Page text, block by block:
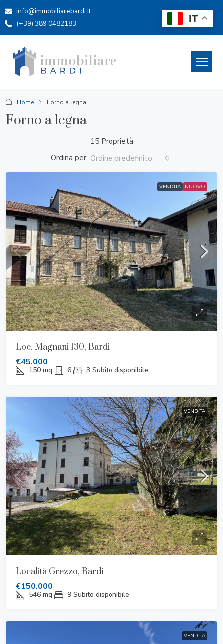
info@immobiliarebardi.it
(+39) 389 0482183
Home Forno a legna
Forno a legna
15 Proprietà
Ordina per: Ordine predefinito
VENDITA NUOVO
Loc. Magnani 130, Bardi
€45.000
150 mq 6 3 Subito disponibile
VENDITA
Località Grezzo, Bardi
€150.000
546 mq 9 Subito disponibile
VENDITA
IT